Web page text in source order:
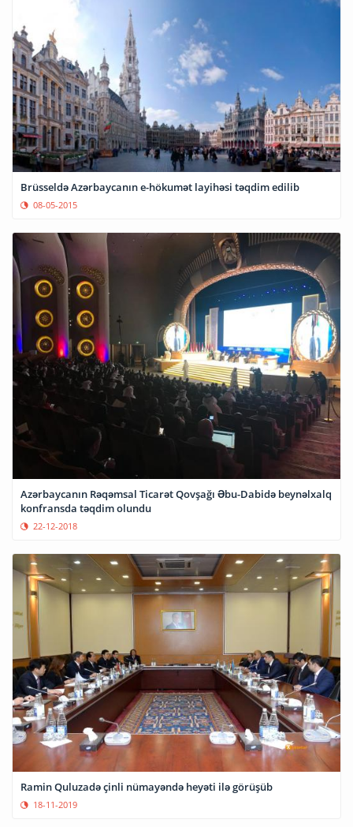
Brüsseldə Azərbaycanın e-hökumət layihəsi təqdim edilib
08-05-2015
Azərbaycanın Rəqəmsal Ticarət Qovşağı Əbu-Dabidə beynəlxalq
konfransda təqdim olundu
22-12-2018
Ramin Quluzadə çinli nümayəndə heyəti ilə görüşüb
18-11-2019